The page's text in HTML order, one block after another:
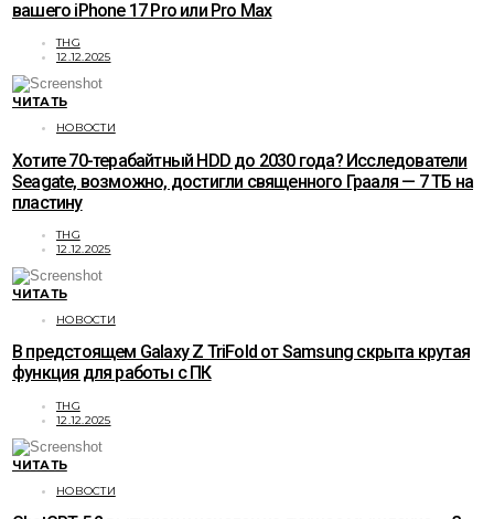
вашего iPhone 17 Pro или Pro Max
THG
12.12.2025
ЧИТАТЬ
НОВОСТИ
Хотите 70-терабайтный HDD до 2030 года? Исследователи
Seagate, возможно, достигли священного Грааля — 7 ТБ на
пластину
THG
12.12.2025
ЧИТАТЬ
НОВОСТИ
В предстоящем Galaxy Z TriFold от Samsung скрыта крутая
функция для работы с ПК
THG
12.12.2025
ЧИТАТЬ
НОВОСТИ